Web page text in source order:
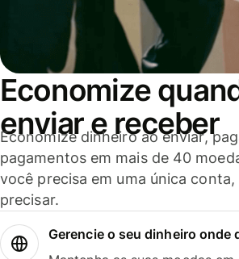
Economize
enviar e receber
Economize dinheiro ao enviar,
pagamentos em mais de 40
você precisa em uma única conta,
precisar.
Gerencie o seu dinheiro onde